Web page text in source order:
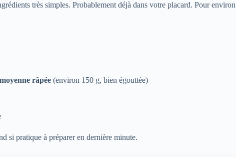
très simples. Probablement déjà dans votre placard. Pour environ
râpée (environ 150 g, bien égouttée)
si pratique à préparer en dernière minute.